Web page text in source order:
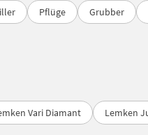
Pflüge Grubber
Vari Diamant
Lemken